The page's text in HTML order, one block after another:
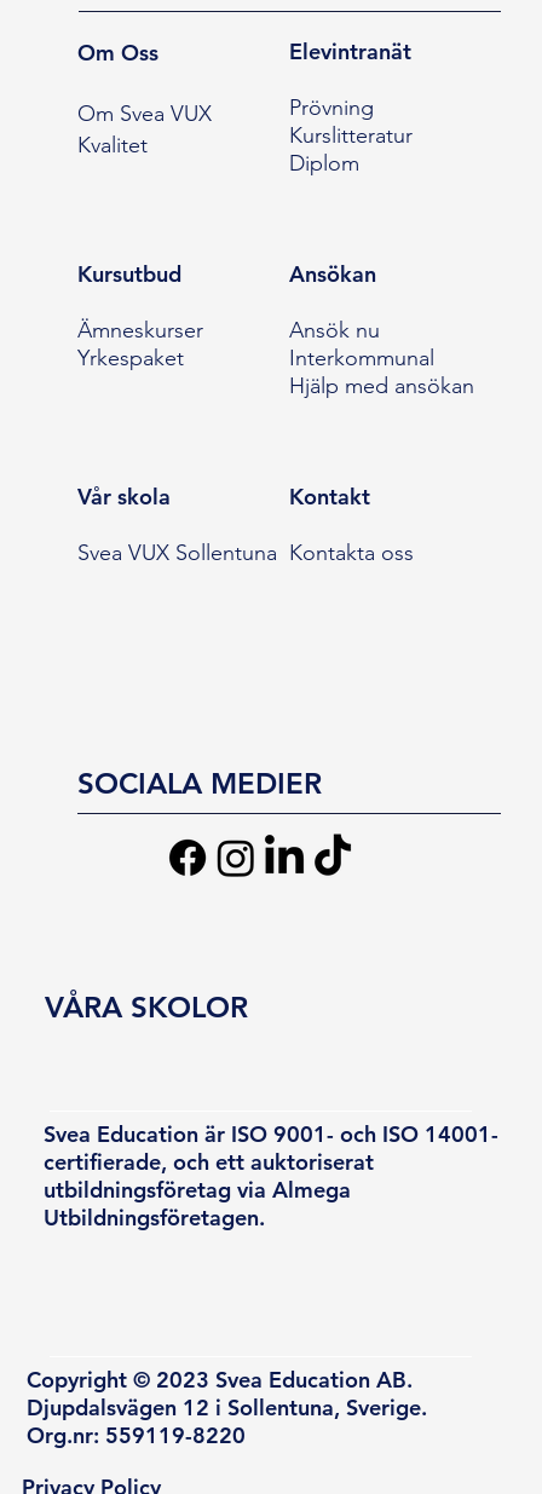
Om Oss
Om Svea VUX
Kvalitet
Elevintranät
Prövning
Kurslitteratur
Diplom
Kursutbud
Ämneskurser
Yrkespaket
Ansökan
Ansök nu
Interkommunal
Hjälp med ansökan
Vår skola
Svea VUX Sollentuna
Kontakt
Kontakta oss
SOCIALA MEDIER
Svea Education är ISO 9001- och ISO 14001-
certifierade, och ett auktoriserat
utbildningsföretag via Almega
Utbildningsföretagen.
Copyright © 2023 Svea Education AB.
Djupdalsvägen 12 i Sollentuna, Sverige.
Org.nr: 559119-8220
VÅRA SKOLOR
Privacy Policy